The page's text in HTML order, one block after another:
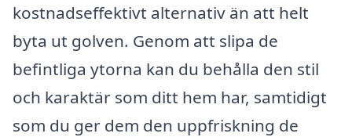
kostnadseffektivt alternativ än att helt
byta ut golven. Genom att slipa de
befintliga ytorna kan du behålla den stil
och karaktär som ditt hem har, samtidigt
som du ger dem den uppfriskning de